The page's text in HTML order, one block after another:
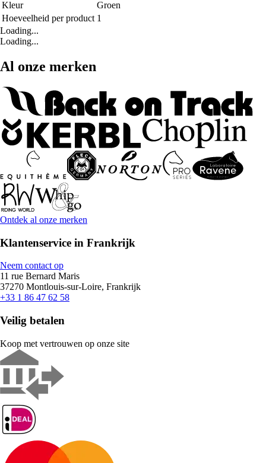
Kleur
Groen
Hoeveelheid per product 1
Loading...
Loading...
Al onze merken
Ontdek al onze merken
Klantenservice in Frankrijk
Neem contact op
11 rue Bernard Maris
37270 Montlouis-sur-Loire, Frankrijk
+33 1 86 47 62 58
Veilig betalen
Koop met vertrouwen op onze site